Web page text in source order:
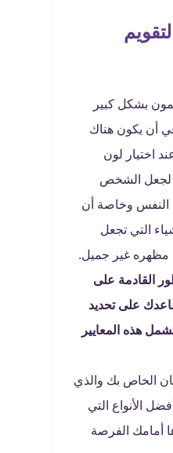
بشكل كبير
أن يكون هناك
اختيار لون
لجعل الشخص
النفس وخاصة أن
التي تجعل
مظهره غير جميل.
القادمة على
على تحديد
هذه المعايير
الخاص بك والذي
الأنواع التي
أمامك الفرصة